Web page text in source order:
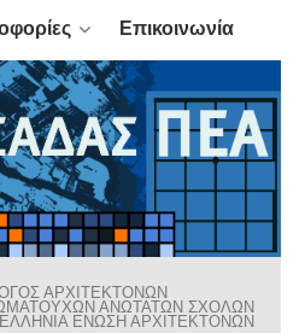
Επικοινωνία
ΑΡΧΙΤΕΚΤΟΝΩΝ
ΑΝΩΤΑΤΩΝ ΣΧΟΛΩΝ
ΕΝΩΣΗ ΑΡΧΙΤΕΚΤΟΝΩΝ